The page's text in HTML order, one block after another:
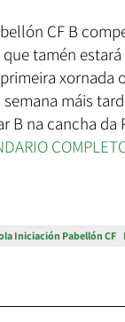
CF B
tamén
xornada
máis
B na cancha da
Iniciación Pabellón CF